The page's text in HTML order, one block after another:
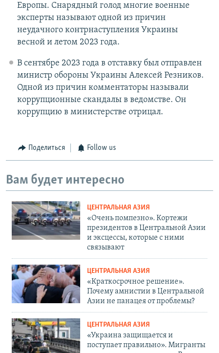
Европы. Снарядный голод многие военные
эксперты называют одной из причин
неудачного контрнаступления Украины
весной и летом 2023 года.
В сентябре 2023 года в отставку был отправлен
министр обороны Украины Алексей Резников.
Одной из причин комментаторы называли
коррупционные скандалы в ведомстве. Он
коррупцию в министерстве отрицал.
Поделиться Follow us
Вам будет интересно
ЦЕНТРАЛЬНАЯ АЗИЯ
«Очень помпезно». Кортежи
президентов в Центральной Азии
и эксцессы, которые с ними
связывают
ЦЕНТРАЛЬНАЯ АЗИЯ
«Краткосрочное решение».
Почему амнистии в Центральной
Азии не панацея от проблемы?
ЦЕНТРАЛЬНАЯ АЗИЯ
«Украина защищается и
поступает правильно». Мигранты